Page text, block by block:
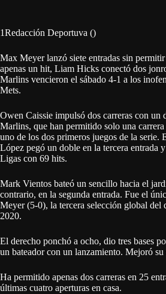
1Redacción Deportuva ()
Max Meyer lanzó siete entradas sin
apenas un hit, Liam Hicks conectó dos
Marlins vencieron el sábado 4-1 a los
Mets.
Owen Caissie impulsó dos carreras con un
Marlins, que han permitido solo una carrera
uno de los dos primeros juegos de la serie.
López pegó un doble en la tercera entrada
Ligas con 69 hits.
Mark Vientos bateó un sencillo hacia el
contrario, en la segunda entrada. Fue el
Meyer (5-0), la tercera selección global del
2020.
El derecho ponchó a ocho, dio tres bases
un bateador con un lanzamiento. Mejoró
Ha permitido apenas dos carreras en 25
últimas cuatro aperturas en casa.